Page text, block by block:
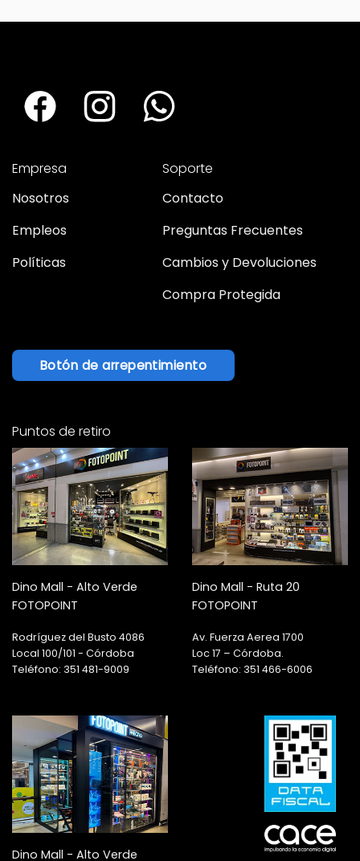
Empresa
Nosotros
Empleos
Políticas
Soporte
Contacto
Preguntas Frecuentes
Cambios y Devoluciones
Compra Protegida
Botón de arrepentimiento
Puntos de retiro
Dino Mall - Alto Verde
FOTOPOINT
Rodríguez del Busto 4086
Local 100/101 - Córdoba
Teléfono: 351 481-9009
Dino Mall - Ruta 20
FOTOPOINT
Av. Fuerza Aerea 1700
Loc 17 – Córdoba.
Teléfono: 351 466-6006
Dino Mall - Alto Verde